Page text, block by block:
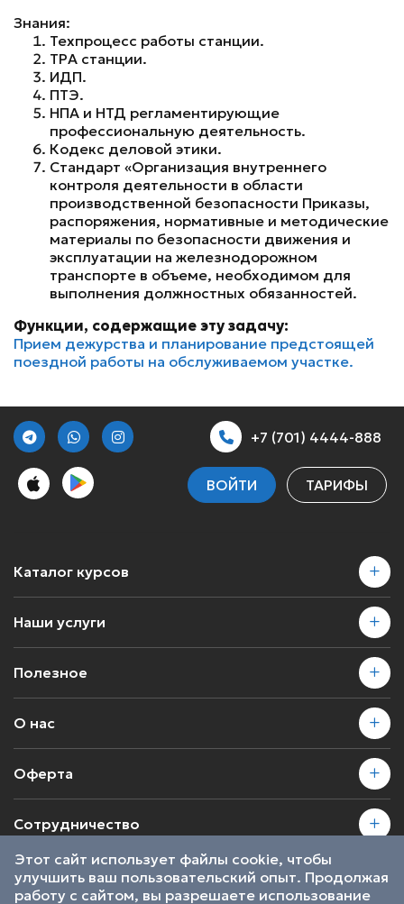
Знания:
Техпроцесс работы станции.
ТРА станции.
ИДП.
ПТЭ.
НПА и НТД регламентирующие
профессиональную деятельность.
Кодекс деловой этики.
Стандарт «Организация внутреннего
контроля деятельности в области
производственной безопасности Приказы,
распоряжения, нормативные и методические
материалы по безопасности движения и
эксплуатации на железнодорожном
транспорте в объеме, необходимом для
выполнения должностных обязанностей.
Функции, содержащие эту задачу:
Прием дежурства и планирование предстоящей
поездной работы на обслуживаемом участке.
+7 (701) 4444-888
ВОЙТИ ТАРИФЫ
Каталог курсов
Наши услуги
Полезное
О нас
Оферта
Сотрудничество
2026 © SkillsProof | Все права защищены
Этот сайт использует файлы cookie, чтобы
улучшить ваш пользовательский опыт. Продолжая
работу с сайтом, вы разрешаете использование